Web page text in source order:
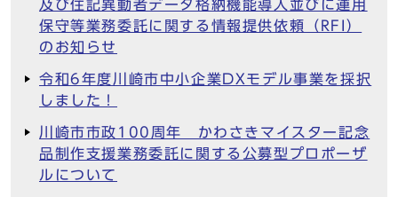
及び住記異動者データ格納機能導入並びに運用
保守等業務委託に関する情報提供依頼（RFI）
のお知らせ
令和6年度川崎市中小企業DXモデル事業を採択
しました！
川崎市市政100周年 かわさきマイスター記念
品制作支援業務委託に関する公募型プロポーザ
ルについて